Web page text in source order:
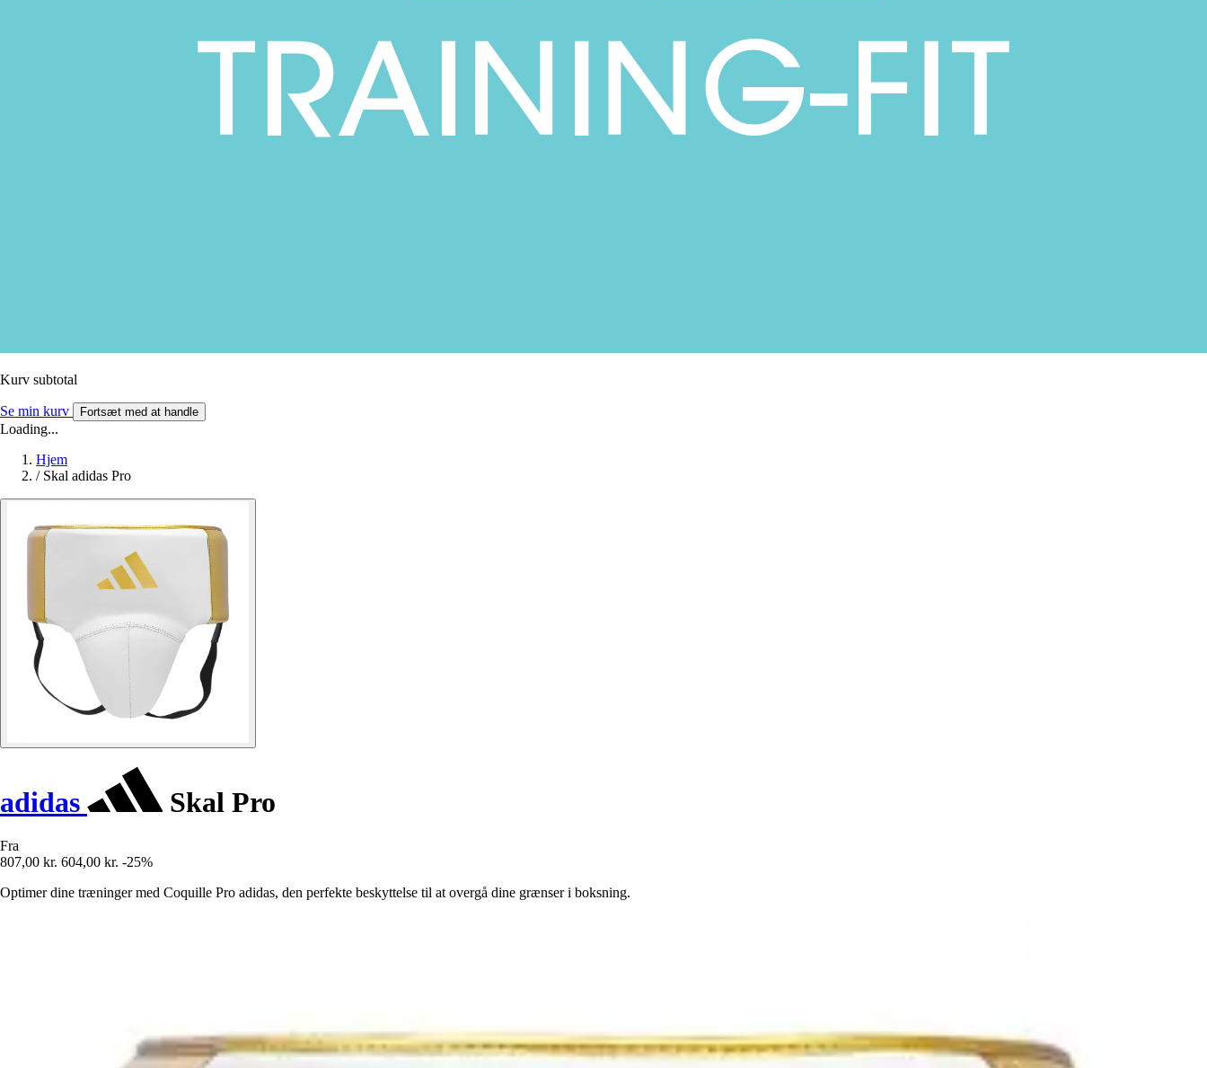
Kurv subtotal
Se min kurv Fortsæt med at handle
Loading...
Hjem
/ Skal adidas Pro
adidas Skal Pro
Fra
807,00 kr. 604,00 kr. -25%
Optimer dine træninger med Coquille Pro adidas, den perfekte beskyttelse til at overgå dine grænser i boksning.